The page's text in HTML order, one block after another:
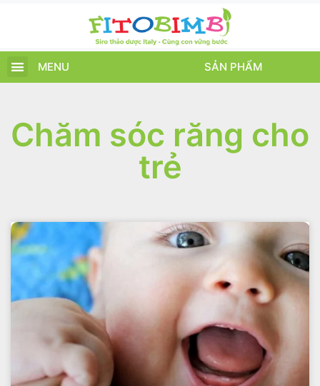
MENU SẢN PHẨM
Chăm sóc răng cho
trẻ